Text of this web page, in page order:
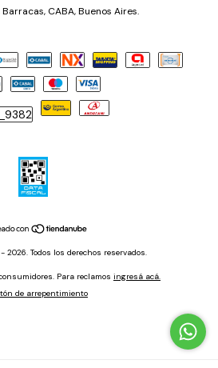
CABA, Buenos Aires.
Todos los derechos reservados.
Para reclamos ingresá acá.
de arrepentimiento